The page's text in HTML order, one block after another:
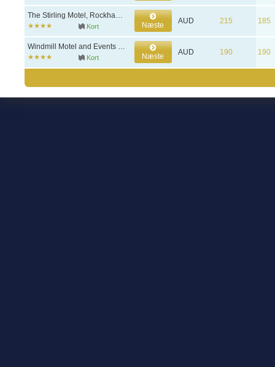
The Stirling Motel, Rockhampton
Kort Næste AUD 215 185
Windmill Motel and Events Centre, Mackay
Kort Næste AUD 190 190